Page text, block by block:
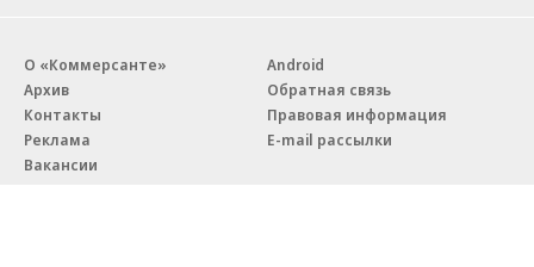
О «Коммерсанте»
Архив
Контакты
Реклама
Вакансии
Android
Обратная связь
Правовая информация
E-mail рассылки